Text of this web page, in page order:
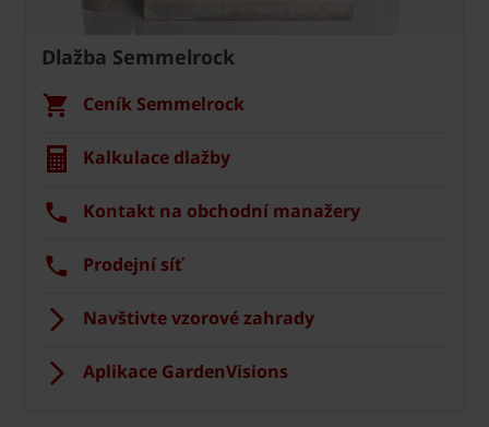
Dlažba Semmelrock
Ceník Semmelrock
Kalkulace dlažby
Kontakt na obchodní manažery
Prodejní síť
Navštivte vzorové zahrady
Aplikace GardenVisions